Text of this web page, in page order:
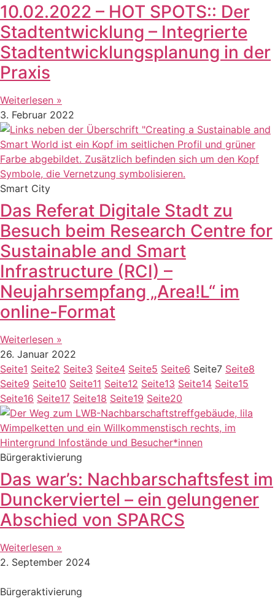
10.02.2022 – HOT SPOTS:: Der
Stadtentwicklung – Integrierte
Stadtentwicklungsplanung in der
Praxis
Weiterlesen »
3. Februar 2022
Smart City
Das Referat Digitale Stadt zu
Besuch beim Research Centre for
Sustainable and Smart
Infrastructure (RCI) –
Neujahrsempfang „Area!L“ im
online-Format
Weiterlesen »
26. Januar 2022
Seite1 Seite2 Seite3 Seite4 Seite5 Seite6 Seite7 Seite8
Seite9 Seite10 Seite11 Seite12 Seite13 Seite14 Seite15
Seite16 Seite17 Seite18 Seite19 Seite20
Bürgeraktivierung
Das war’s: Nachbarschaftsfest im
Dunckerviertel – ein gelungener
Abschied von SPARCS
Weiterlesen »
2. September 2024
Bürgeraktivierung